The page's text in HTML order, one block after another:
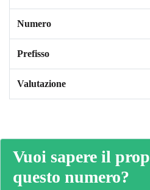
Numero
Prefisso
Valutazione
Vuoi sapere il
questo numero?